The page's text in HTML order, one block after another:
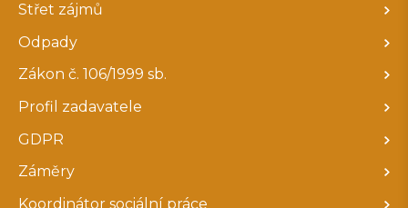
Střet zájmů
Odpady
Zákon č. 106/1999 sb.
Profil zadavatele
GDPR
Záměry
Koordinátor sociální práce